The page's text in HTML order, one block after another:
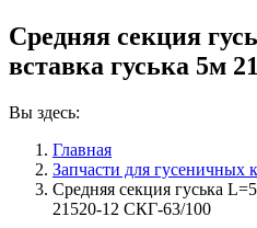
Средняя секция
вставка гуська 5м
Вы здесь:
Главная
Запчасти для
Средняя секция гуська
21520-12 СКГ-63/100